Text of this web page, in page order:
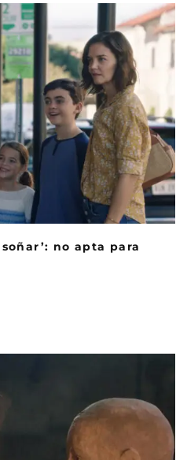
no apta para